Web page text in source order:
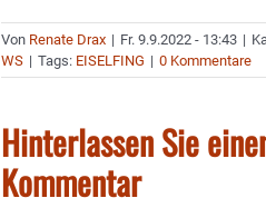
Von Renate Drax | Fr. 9.9.2022 - 13:43 |
WS | Tags: EISELFING | 0 Kommentare
Hinterlassen Sie
Kommentar